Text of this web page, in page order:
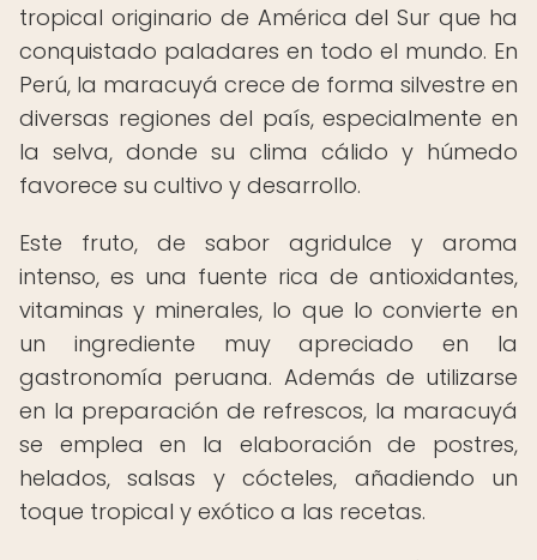
tropical originario de América del Sur que ha
conquistado paladares en todo el mundo. En
Perú, la maracuyá crece de forma silvestre en
diversas regiones del país, especialmente en
la selva, donde su clima cálido y húmedo
favorece su cultivo y desarrollo.
Este fruto, de sabor agridulce y aroma
intenso, es una fuente rica de antioxidantes,
vitaminas y minerales, lo que lo convierte en
un ingrediente muy apreciado en la
gastronomía peruana. Además de utilizarse
en la preparación de refrescos, la maracuyá
se emplea en la elaboración de postres,
helados, salsas y cócteles, añadiendo un
toque tropical y exótico a las recetas.